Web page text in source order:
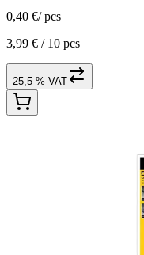
0,40 €/ pcs
3,99 € / 10 pcs
25,5 % VAT